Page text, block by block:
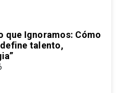
que Ignoramos: Cómo
talento,